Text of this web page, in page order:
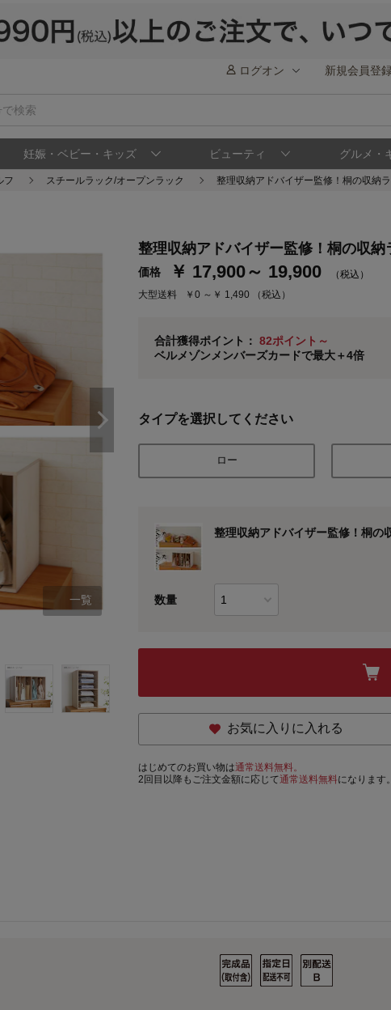
ログオン 新規会員登録
妊娠・ベビー・キッズ ビューティ グルメ・
フ スチールラック/オープンラック 整理収納アドバイザー監修！桐の収納
一覧
整理収納アドバイザー監修！桐の収納
価格 ￥ 17,900～ 19,900
（税込）
大型送料
￥0 ～￥ 1,490 （税込）
合計獲得ポイント：82ポイント～
ベルメゾンメンバーズカードで最大＋4倍
ベルメゾンご優待サービスについて
通常商品送料無料 返品引取無料（JCBのみ）
※メンバーズカードの加算ポイントはステージ倍率適
タイプを選択してください
ロー
整理収納アドバイザー監修！桐の
数量
お気に入りに入れる
はじめてのお買い物は通常送料無料。
2回目以降もご注文金額に応じて通常送料無料になります